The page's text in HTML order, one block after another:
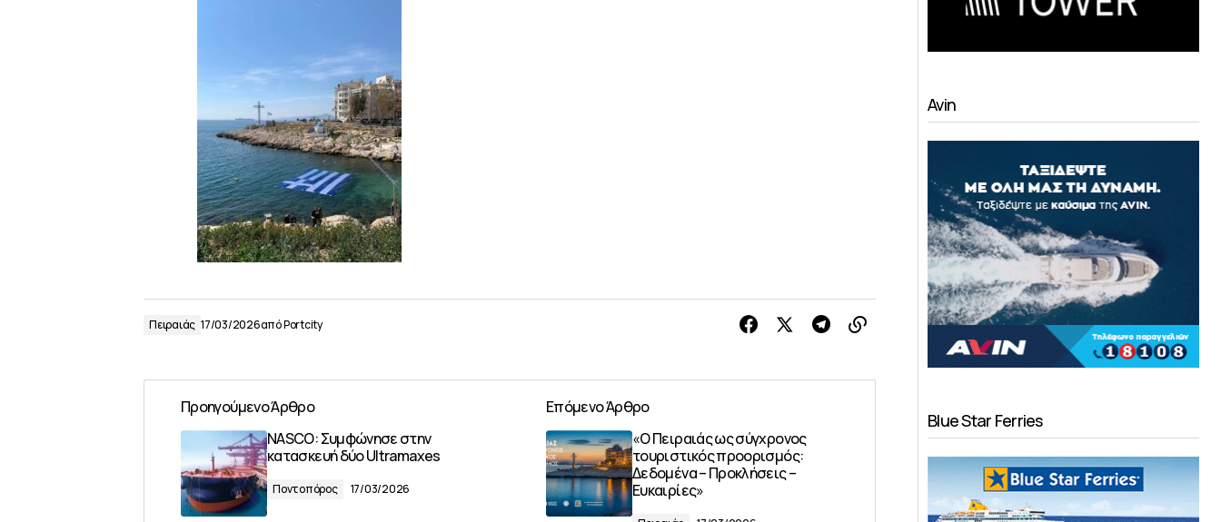
Πειραιάς 17/03/2026απόPortcity
Προηγούμενο Άρθρο
NASCO: Συμφώνησε στην
κατασκευή δύο Ultramaxes
Ποντοπόρος 17/03/2026
Επόμενο Άρθρο
«Ο Πειραιάς ως σύγχρονος
τουριστικός προορισμός:
Δεδομένα – Προκλήσεις –
Ευκαιρίες»
Avin
Blue Star Ferries